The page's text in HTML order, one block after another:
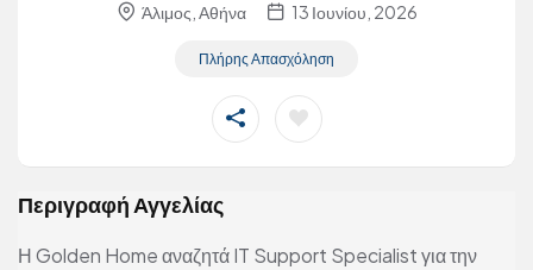
Άλιμος, Αθήνα 13 Ιουνίου, 2026
Πλήρης Απασχόληση
Περιγραφή Αγγελίας
Η Golden Home αναζητά IT Support Specialist για την